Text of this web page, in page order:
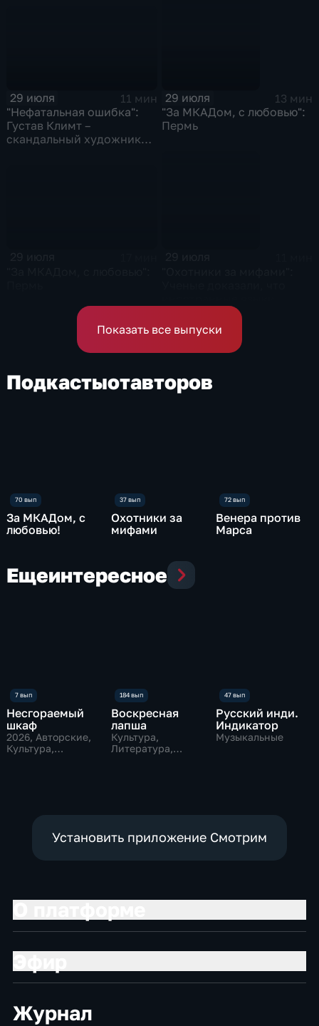
29 июля
11 мин
"Нефатальная ошибка":
Густав Климт –
скандальный художник
29 июля
13 мин
"За МКАДом, с любовью":
Пермь
можно учить во время сна
Показать все выпуски
Подкастыотавторов
За МКАДом, с
любовью!
Охотники за
мифами
Венера против
Марса
Ещеинтересное
Несгораемый
шкаф
2026, Авторские,
Культура,
Воскресная
лапша
Культура,
Литература,
Русский инди.
Индикатор
Музыкальные
Установить приложение Смотрим
Журнал